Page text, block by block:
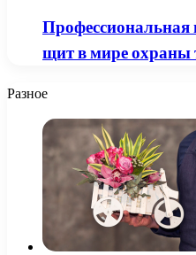
Профессиональная
щит в мире охраны
Разное